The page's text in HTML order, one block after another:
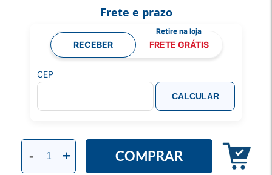
- + COMPRAR
Frete e prazo
RECEBER FRETE GRÁTIS
CEP
CALCULAR